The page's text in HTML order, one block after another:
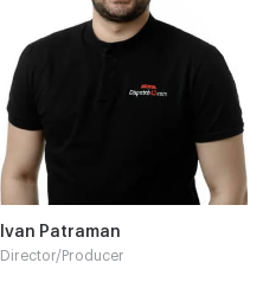
Ivan Patraman
Director/Producer